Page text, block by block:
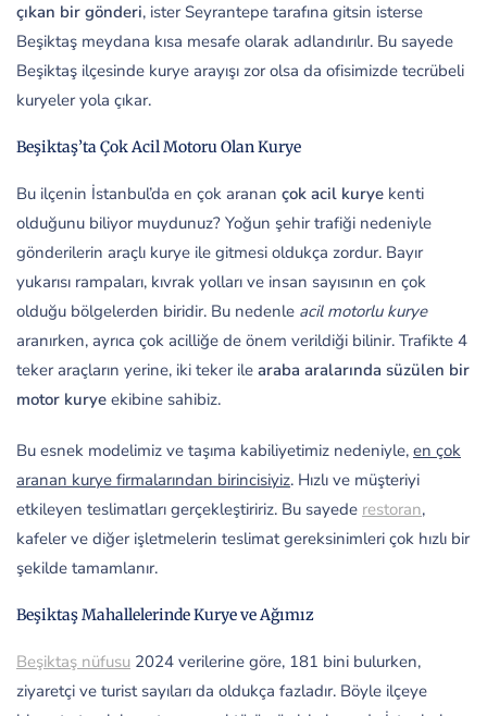
çıkan bir gönderi, ister Seyrantepe tarafına gitsin isterse
Beşiktaş meydana kısa mesafe olarak adlandırılır. Bu sayede
Beşiktaş ilçesinde kurye arayışı zor olsa da ofisimizde tecrübeli
kuryeler yola çıkar.
Beşiktaş’ta Çok Acil Motoru Olan Kurye
Bu ilçenin İstanbul’da en çok aranan çok acil kurye kenti
olduğunu biliyor muydunuz? Yoğun şehir trafiği nedeniyle
gönderilerin araçlı kurye ile gitmesi oldukça zordur. Bayır
yukarısı rampaları, kıvrak yolları ve insan sayısının en çok
olduğu bölgelerden biridir. Bu nedenle acil motorlu kurye
aranırken, ayrıca çok acilliğe de önem verildiği bilinir. Trafikte 4
teker araçların yerine, iki teker ile araba aralarında süzülen bir
motor kurye ekibine sahibiz.
Bu esnek modelimiz ve taşıma kabiliyetimiz nedeniyle, en çok
aranan kurye firmalarından birincisiyiz. Hızlı ve müşteriyi
etkileyen teslimatları gerçekleştiririz. Bu sayede restoran,
kafeler ve diğer işletmelerin teslimat gereksinimleri çok hızlı bir
şekilde tamamlanır.
Beşiktaş Mahallelerinde Kurye ve Ağımız
Beşiktaş nüfusu 2024 verilerine göre, 181 bini bulurken,
ziyaretçi ve turist sayıları da oldukça fazladır. Böyle ilçeye